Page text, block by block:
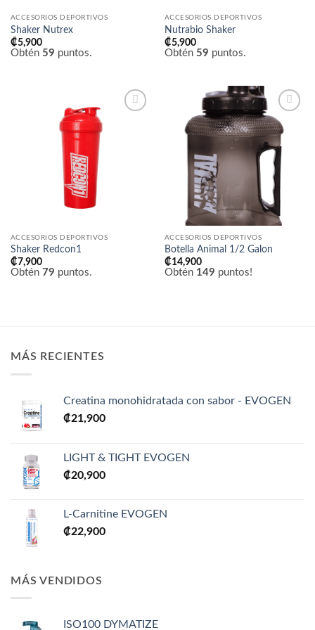
ACCESORIOS DEPORTIVOS
Shaker Nutrex
₡5,900
Obtén 59 puntos.
ACCESORIOS DEPORTIVOS
Nutrabio Shaker
₡5,900
Obtén 59 puntos.
ACCESORIOS DEPORTIVOS
Shaker Redcon1
₡7,900
Obtén 79 puntos.
Añadir
a la
lista
de
deseos
ACCESORIOS DEPORTIVOS
Botella Animal 1/2 Galon
₡14,900
Obtén 149 puntos!
MÁS RECIENTES
Creatina monohidratada con sabor - EVOGEN
₡21,900
LIGHT & TIGHT EVOGEN
₡20,900
L-Carnitine EVOGEN
₡22,900
MÁS VENDIDOS
ISO100 DYMATIZE